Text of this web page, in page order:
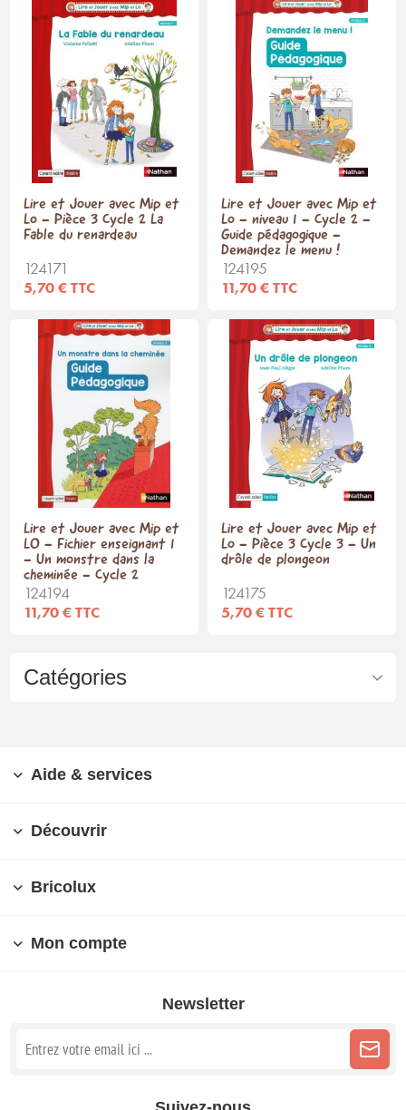
Catégories
Lire et Jouer avec Mip et
Lo - Pièce 3 Cycle 2 La
Fable du renardeau
124171
5,70 € TTC
Lire et Jouer avec Mip et
Lo - niveau 1 - Cycle 2 -
Guide pédagogique -
Demandez le menu !
124195
11,70 € TTC
Lire et Jouer avec Mip et
LO - Fichier enseignant 1
- Un monstre dans la
cheminée - Cycle 2
124194
11,70 € TTC
Lire et Jouer avec Mip et
Lo - Pièce 3 Cycle 3 - Un
drôle de plongeon
124175
5,70 € TTC
Aide & services
Découvrir
Bricolux
Mon compte
Newsletter